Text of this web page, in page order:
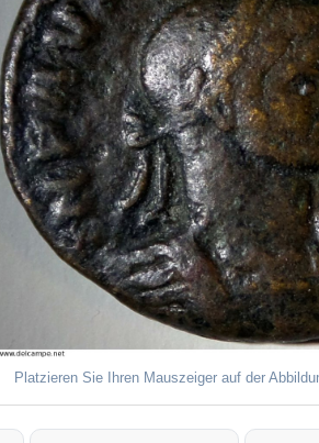
Platzieren Sie Ihren Mauszeiger auf der